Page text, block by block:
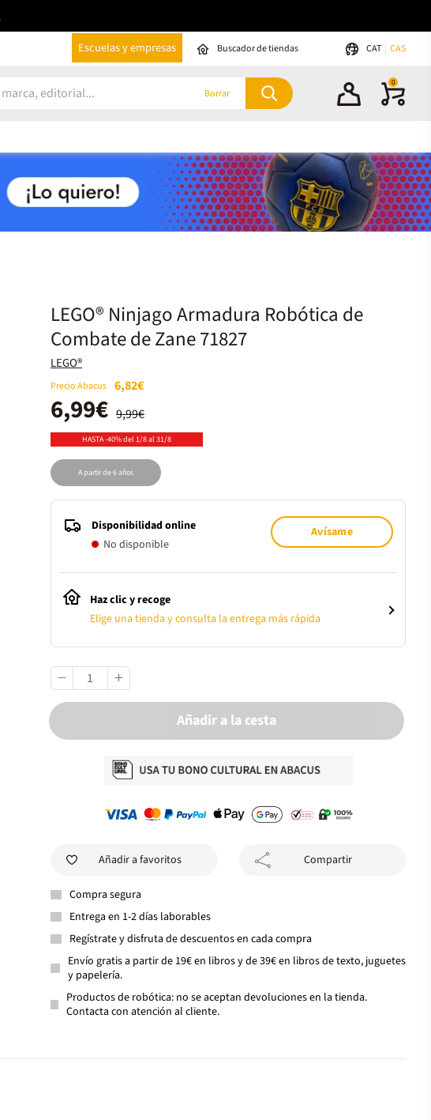
Escuelas y empresas Buscador de tiendas CAT CAS
Borrar
0
LEGO® Ninjago Armadura Robótica de
Combate de Zane 71827
LEGO®
Precio Abacus 6,82€
9,99€
6,99€
HASTA -40% del 1/8 al 31/8
A partir de 6 años
Disponibilidad online
No disponible
Avísame
Haz clic y recoge
Elige una tienda y consulta la entrega más rápida
Añadir a la cesta
Añadir a favoritos Compartir
Compra segura
Entrega en 1-2 días laborables
Regístrate y disfruta de descuentos en cada compra
Envío gratis a partir de 19€ en libros y de 39€ en libros de texto, juguetes
y papelería.
Productos de robótica: no se aceptan devoluciones en la tienda.
Contacta con atención al cliente.